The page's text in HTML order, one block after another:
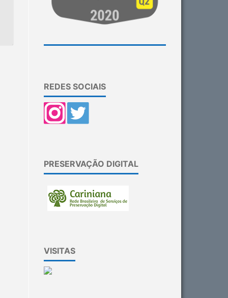
REDES SOCIAIS
PRESERVAÇÃO DIGITAL
VISITAS